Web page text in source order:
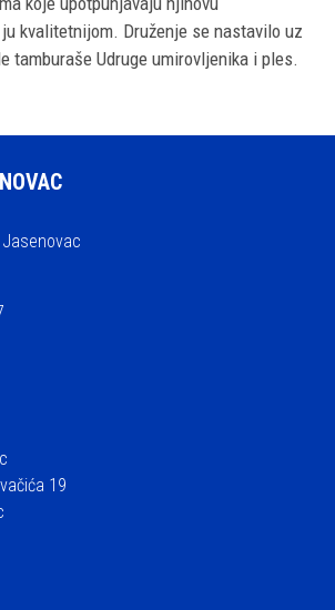
kvalitetnijom. Druženje se nastavilo uz
tamburaše Udruge umirovljenika i ples.
Jasenovac
19